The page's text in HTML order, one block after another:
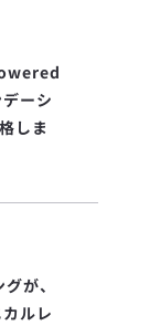
ーシ
しま
が、
ルレ